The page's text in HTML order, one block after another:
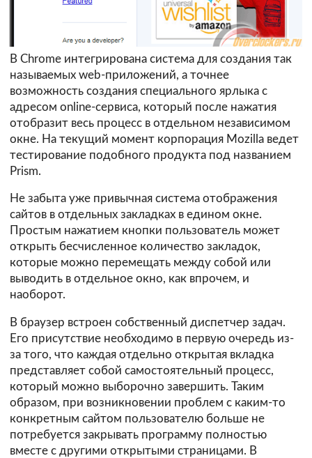
В Chrome интегрирована система для создания так
называемых web-приложений, а точнее
возможность создания специального ярлыка с
адресом online-сервиса, который после нажатия
отобразит весь процесс в отдельном независимом
окне. На текущий момент корпорация Mozilla ведет
тестирование подобного продукта под названием
Prism.
Не забыта уже привычная система отображения
сайтов в отдельных закладках в едином окне.
Простым нажатием кнопки пользователь может
открыть бесчисленное количество закладок,
которые можно перемещать между собой или
выводить в отдельное окно, как впрочем, и
наоборот.
В браузер встроен собственный диспетчер задач.
Его присутствие необходимо в первую очередь из-
за того, что каждая отдельно открытая вкладка
представляет собой самостоятельный процесс,
который можно выборочно завершить. Таким
образом, при возникновении проблем с каким-то
конкретным сайтом пользователю больше не
потребуется закрывать программу полностью
вместе с другими открытыми страницами. В